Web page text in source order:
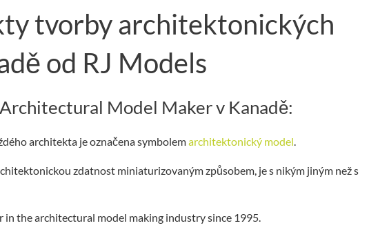
tvorby architektonických
od RJ Models
Model Maker v Kanadě:
architekta je označena symbolemarchitektonický model.
zdatnost miniaturizovaným způsobem, je s nikým jiným než s
in the architectural model making industry since 1995.